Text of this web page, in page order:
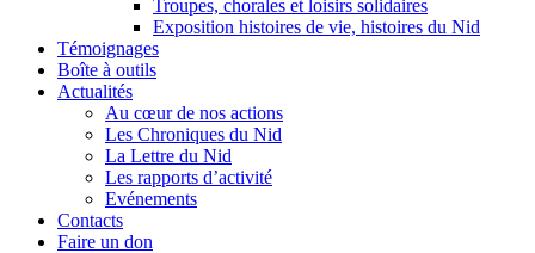
Troupes, chorales et loisirs solidaires
Exposition histoires de vie, histoires du Nid
Témoignages
Boîte à outils
Actualités
Au cœur de nos actions
Les Chroniques du Nid
La Lettre du Nid
Les rapports d’activité
Evénements
Contacts
Faire un don